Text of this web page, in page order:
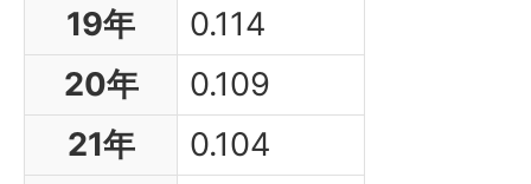
19年
0.114
20年
0.109
21年
0.104